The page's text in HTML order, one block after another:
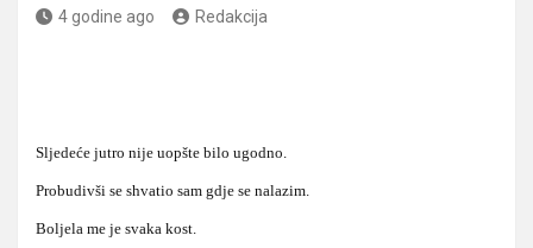
4 godine ago Redakcija
Sljedeće jutro nije uopšte bilo ugodno.
Probudivši se shvatio sam gdje se nalazim.
Boljela me je svaka kost.